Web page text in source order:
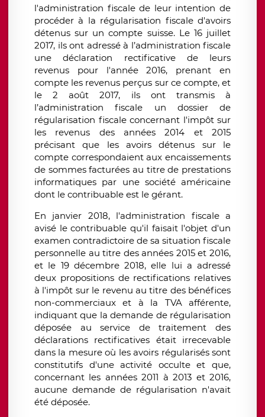
l'administration fiscale de leur intention de
procéder à la régularisation fiscale d'avoirs
détenus sur un compte suisse. Le 16 juillet
2017, ils ont adressé à l’administration fiscale
une déclaration rectificative de leurs
revenus pour l'année 2016, prenant en
compte les revenus perçus sur ce compte, et
le 2 août 2017, ils ont transmis à
l’administration fiscale un dossier de
régularisation fiscale concernant l'impôt sur
les revenus des années 2014 et 2015
précisant que les avoirs détenus sur le
compte correspondaient aux encaissements
de sommes facturées au titre de prestations
informatiques par une société américaine
dont le contribuable est le gérant.
En janvier 2018, l'administration fiscale a
avisé le contribuable qu'il faisait l'objet d'un
examen contradictoire de sa situation fiscale
personnelle au titre des années 2015 et 2016,
et le 19 décembre 2018, elle lui a adressé
deux propositions de rectifications relatives
à l'impôt sur le revenu au titre des bénéfices
non-commerciaux et à la TVA afférente,
indiquant que la demande de régularisation
déposée au service de traitement des
déclarations rectificatives était irrecevable
dans la mesure où les avoirs régularisés sont
constitutifs d'une activité occulte et que,
concernant les années 2011 à 2013 et 2016,
aucune demande de régularisation n'avait
été déposée.